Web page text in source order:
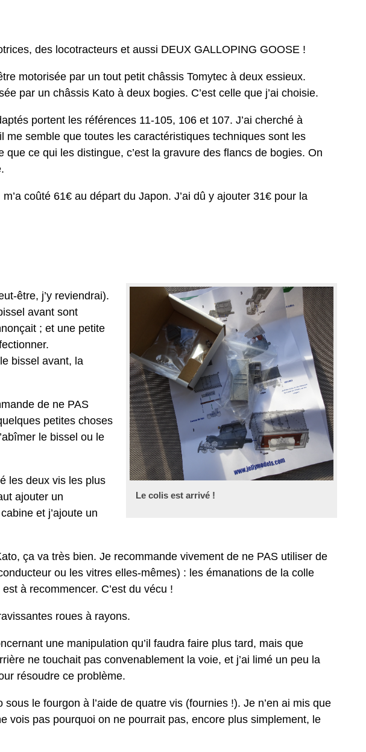
des locotracteurs et aussi DEUX GALLOPING GOOSE !
motorisée par un tout petit châssis Tomytec à deux essieux.
par un châssis Kato à deux bogies. C’est celle que j’ai choisie.
portent les références 11-105, 106 et 107. J’ai cherché à
semble que toutes les caractéristiques techniques sont les
ce qui les distingue, c’est la gravure des flancs de bogies. On
coûté 61€ au départ du Japon. J’ai dû y ajouter 31€ pour la
Le colis est arrivé !
être, j’y reviendrai).
avant sont
; et une petite
bissel avant, la
de ne PAS
petites choses
le bissel ou le
les deux vis les plus
ajouter un
et j’ajoute un
ça va très bien. Je recommande vivement de ne PAS utiliser de
ou les vitres elles-mêmes) : les émanations de la colle
à recommencer. C’est du vécu !
roues à rayons.
une manipulation qu’il faudra faire plus tard, mais que
ne touchait pas convenablement la voie, et j’ai limé un peu la
résoudre ce problème.
le fourgon à l’aide de quatre vis (fournies !). Je n’en ai mis que
vois pas pourquoi on ne pourrait pas, encore plus simplement, le